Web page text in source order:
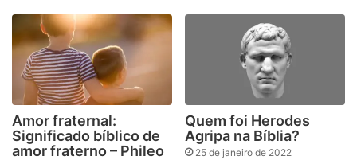
Amor fraternal:
Significado bíblico de
amor fraterno – Phileo
Quem foi Herodes
Agripa na Bíblia?
25 de janeiro de 2022